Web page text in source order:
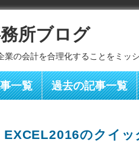
所ブログ
業の会計を合理化することをミッ
一覧 過去の記事一覧
EXCEL2016のクイ